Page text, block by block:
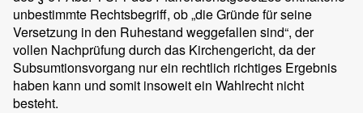
unbestimmte Rechtsbegriff, ob „die Gründe für seine
Versetzung in den Ruhestand weggefallen sind“, der
vollen Nachprüfung durch das Kirchengericht, da der
Subsumtionsvorgang nur ein rechtlich richtiges Ergebnis
haben kann und somit insoweit ein Wahlrecht nicht
besteht.